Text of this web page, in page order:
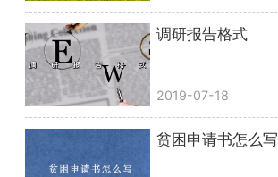
调研报告格式
2019-07-18
贫困申请书怎么写